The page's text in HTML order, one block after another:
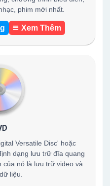
phim mới nhất.
Xem Thêm
Versatile Disc' hoặc
dạng lưu trữ đĩa quang
của nó là lưu trữ video và
liệu.